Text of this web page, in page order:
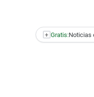
+ Gratis:Noticias